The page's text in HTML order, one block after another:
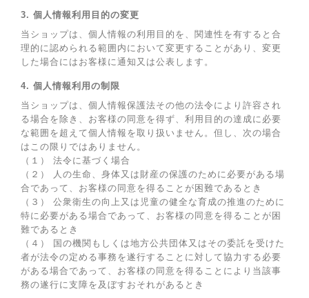
3. 個人情報利用目的の変更
当ショップは、個人情報の利用目的を、関連性を有すると合
理的に認められる範囲内において変更することがあり、変更
した場合にはお客様に通知又は公表します。
4. 個人情報利用の制限
当ショップは、個人情報保護法その他の法令により許容され
る場合を除き、お客様の同意を得ず、利用目的の達成に必要
な範囲を超えて個人情報を取り扱いません。但し、次の場合
はこの限りではありません。
（１） 法令に基づく場合
（２） 人の生命、身体又は財産の保護のために必要がある場
合であって、お客様の同意を得ることが困難であるとき
（３） 公衆衛生の向上又は児童の健全な育成の推進のために
特に必要がある場合であって、お客様の同意を得ることが困
難であるとき
（４） 国の機関もしくは地方公共団体又はその委託を受けた
者が法令の定める事務を遂行することに対して協力する必要
がある場合であって、お客様の同意を得ることにより当該事
務の遂行に支障を及ぼすおそれがあるとき